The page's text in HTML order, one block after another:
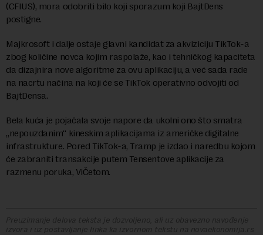
(CFIUS), mora odobriti bilo koji sporazum koji BajtDens
postigne.
Majkrosoft i dalje ostaje glavni kandidat za akviziciju TikTok-a
zbog količine novca kojim raspolaže, kao i tehničkog kapaciteta
da dizajnira nove algoritme za ovu aplikaciju, a već sada rade
na nacrtu načina na koji će se TikTok operativno odvojiti od
BajtDensa.
Bela kuća je pojačala svoje napore da ukolni ono što smatra
„nepouzdanim“ kineskim aplikacijama iz američke digitalne
infrastrukture. Pored TikTok-a, Tramp je izdao i naredbu kojom
će zabraniti transakcije putem Tensentove aplikacije za
razmenu poruka, ViČetom.
Preuzimanje delova teksta je dozvoljeno, ali uz obavezno navođenje
izvora i uz postavljanje linka ka izvornom tekstu na novaekonomija.rs